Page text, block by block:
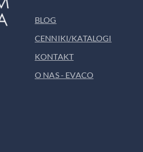
BLOG
CENNIKI/KATALOGI
KONTAKT
O NAS - EVACO